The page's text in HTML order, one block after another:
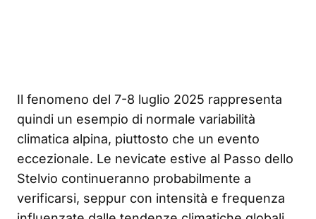
Il fenomeno del 7-8 luglio 2025 rappresenta
quindi un esempio di normale variabilità
climatica alpina, piuttosto che un evento
eccezionale. Le nevicate estive al Passo dello
Stelvio continueranno probabilmente a
verificarsi, seppur con intensità e frequenza